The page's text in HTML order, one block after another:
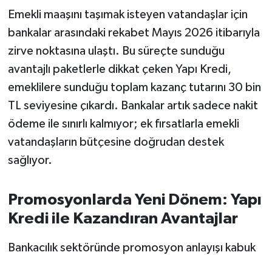
Emekli maaşını taşımak isteyen vatandaşlar için
bankalar arasındaki rekabet Mayıs 2026 itibarıyla
zirve noktasına ulaştı. Bu süreçte sunduğu
avantajlı paketlerle dikkat çeken Yapı Kredi,
emeklilere sunduğu toplam kazanç tutarını 30 bin
TL seviyesine çıkardı. Bankalar artık sadece nakit
ödeme ile sınırlı kalmıyor; ek fırsatlarla emekli
vatandaşların bütçesine doğrudan destek
sağlıyor.
Promosyonlarda Yeni Dönem: Yapı
Kredi ile Kazandıran Avantajlar
Bankacılık sektöründe promosyon anlayışı kabuk
KÜLTÜR-SANAT
MAGAZİN
MANŞET
Manyas
OLAY
Resmi İlanlar